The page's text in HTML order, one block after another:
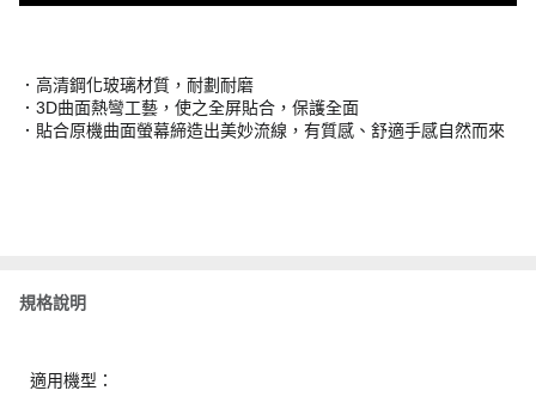
．高清鋼化玻璃材質，耐劃耐磨
．3D曲面熱彎工藝，使之全屏貼合，保護全面
．貼合原機曲面螢幕締造出美妙流線，有質感、舒適手感自然而來
規格說明
適用機型：